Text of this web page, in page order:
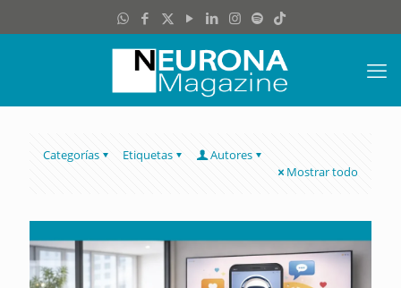
Categorías Etiquetas
Autores
Mostrar todo